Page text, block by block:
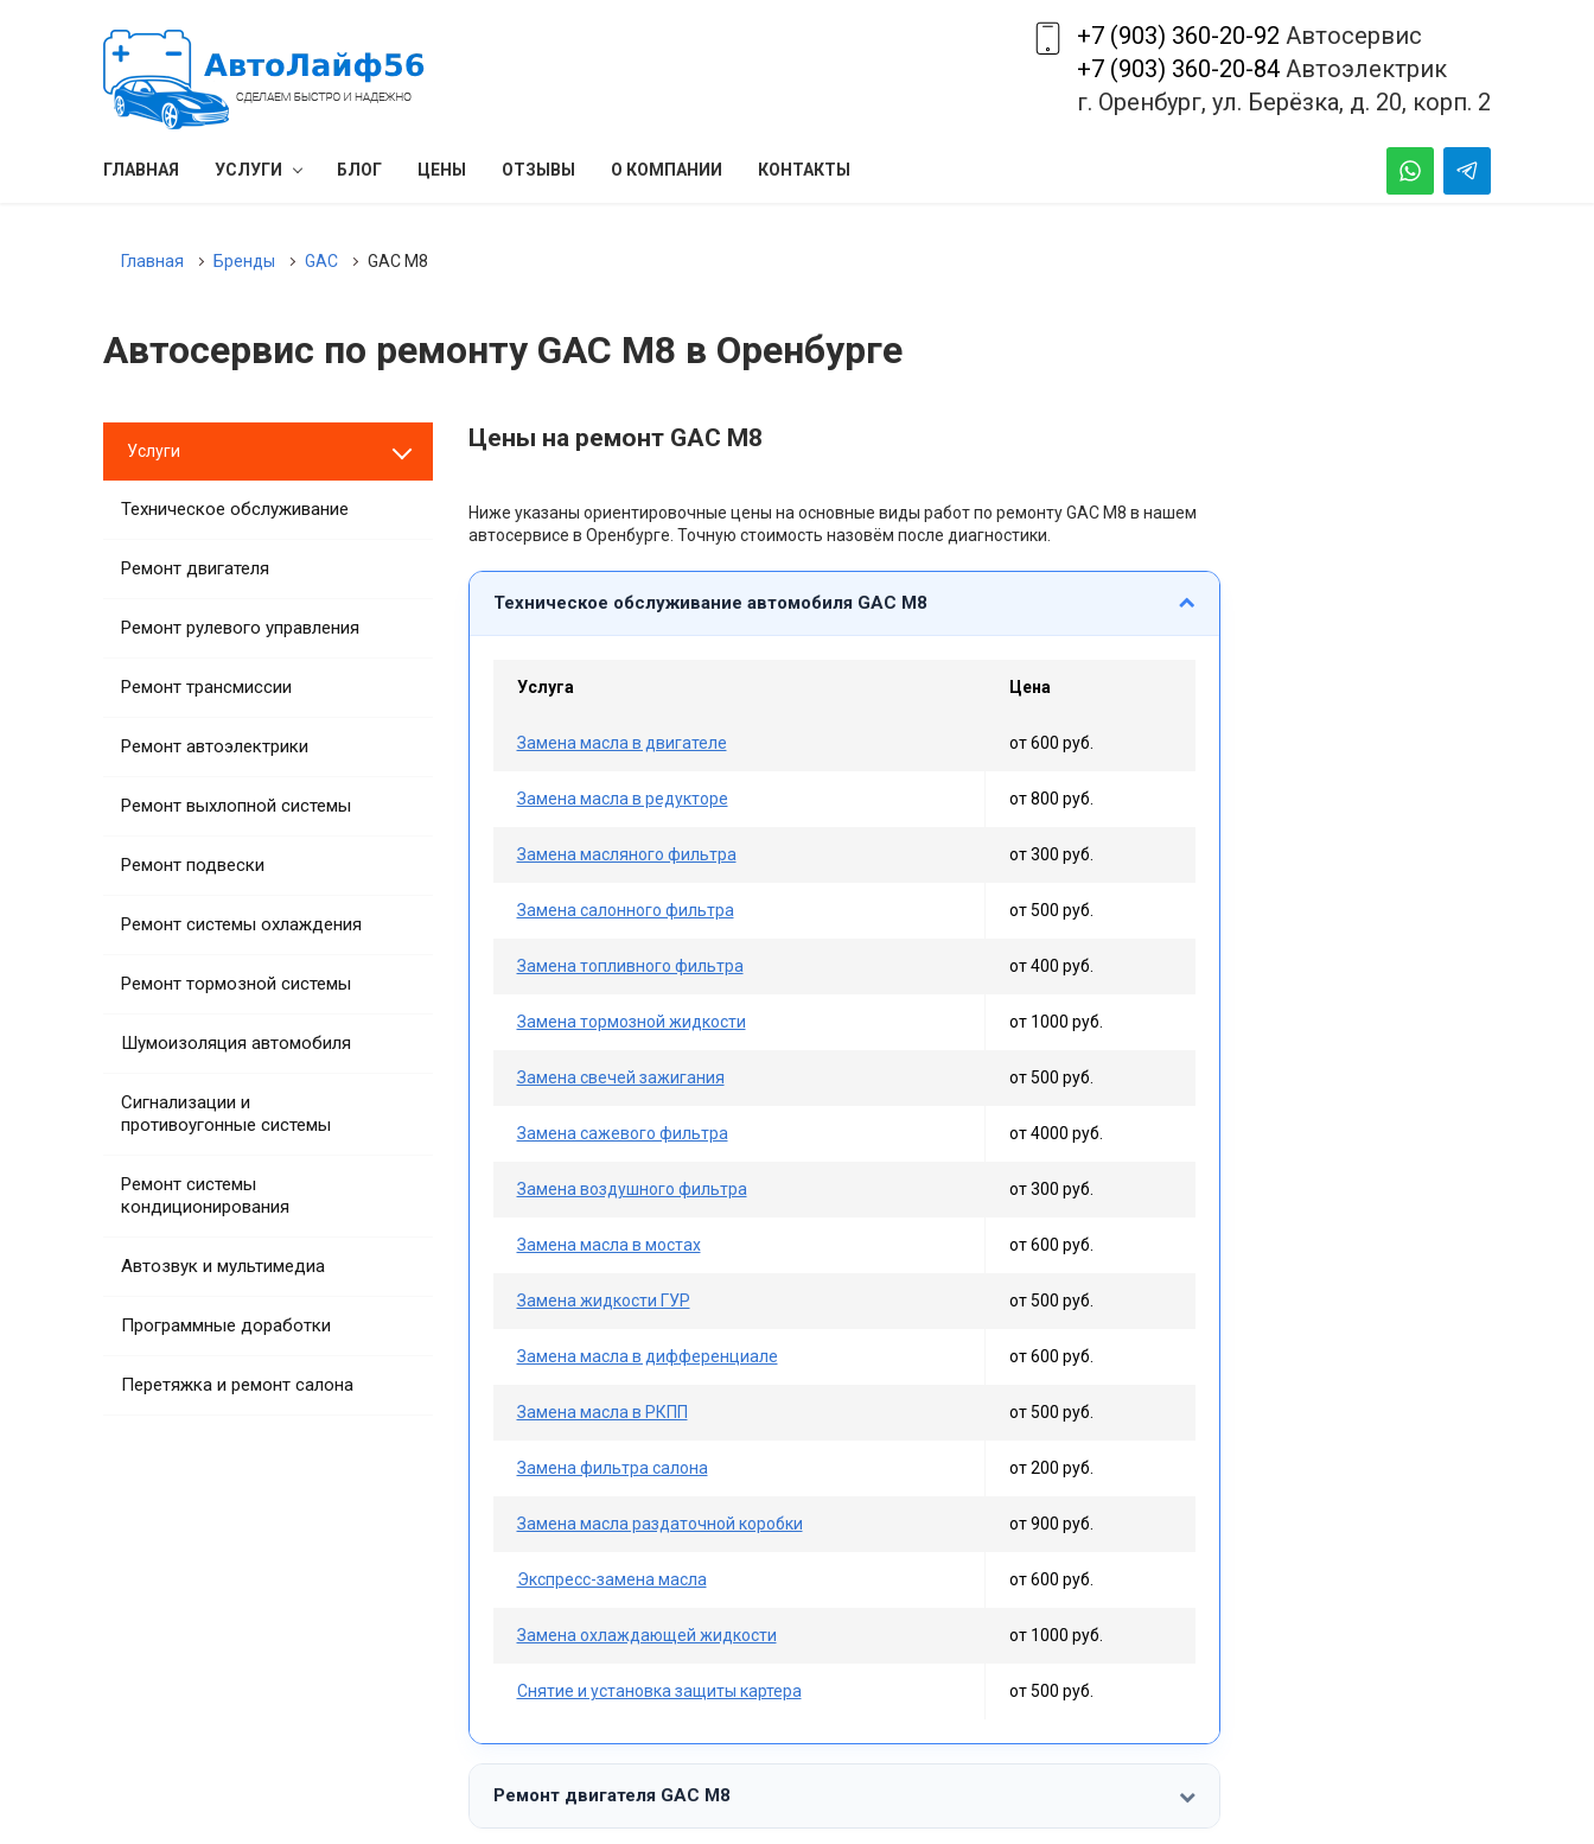
+7 (903) 360-20-92 Автосервис
+7 (903) 360-20-84 Автоэлектрик
г. Оренбург, ул. Берёзка, д. 20, корп. 2
ГЛАВНАЯ УСЛУГИ БЛОГ ЦЕНЫ ОТЗЫВЫ О КОМПАНИИ КОНТАКТЫ
Главная Бренды GAC GAC M8
Автосервис по ремонту GAC M8 в Оренбурге
Услуги
Техническое обслуживание
Ремонт двигателя
Ремонт рулевого управления
Ремонт трансмиссии
Ремонт автоэлектрики
Ремонт выхлопной системы
Ремонт подвески
Ремонт системы охлаждения
Ремонт тормозной системы
Шумоизоляция автомобиля
Сигнализации и
противоугонные системы
Ремонт системы
кондиционирования
Автозвук и мультимедиа
Программные доработки
Перетяжка и ремонт салона
Цены на ремонт GAC M8
Ниже указаны ориентировочные цены на основные виды работ по ремонту GAC M8 в нашем
автосервисе в Оренбурге. Точную стоимость назовём после диагностики.
Техническое обслуживание автомобиля GAC M8
Услуга Цена
Замена масла в двигателе от 600 руб.
Замена масла в редукторе от 800 руб.
Замена масляного фильтра от 300 руб.
Замена салонного фильтра от 500 руб.
Замена топливного фильтра от 400 руб.
Замена тормозной жидкости от 1000 руб.
Замена свечей зажигания от 500 руб.
Замена сажевого фильтра от 4000 руб.
Замена воздушного фильтра от 300 руб.
Замена масла в мостах от 600 руб.
Замена жидкости ГУР от 500 руб.
Замена масла в дифференциале от 600 руб.
Замена масла в РКПП от 500 руб.
Замена фильтра салона от 200 руб.
Замена масла раздаточной коробки от 900 руб.
Экспресс-замена масла от 600 руб.
Замена охлаждающей жидкости от 1000 руб.
Снятие и установка защиты картера от 500 руб.
Ремонт двигателя GAC M8